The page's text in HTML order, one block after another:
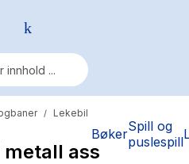
BøkerSpill og
puslespill
/ Lekebil
ass